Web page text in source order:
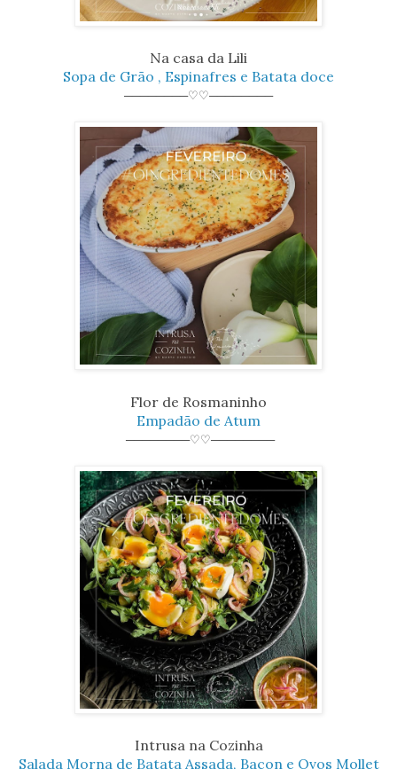
Na casa da Lili
Sopa de Grão , Espinafres e Batata doce
────────♡♡────────
Flor de Rosmaninho
Empadão de Atum
────────♡♡────────
Intrusa na Cozinha
Salada Morna de Batata Assada, Bacon e Ovos Mollet